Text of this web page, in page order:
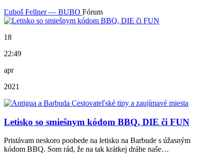
Ľuboš Fellner — BUBO Fórum
18
22:49
apr
2021
Letisko so smiešnym kódom BBQ, DIE či FUN
Pristávam neskoro poobede na letisku na Barbude s úžasným
kódom BBQ. Som rád, že na tak krátkej dráhe naše…